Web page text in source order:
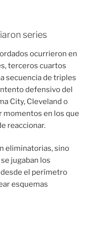
series
ocurrieron en
terceros cuartos
secuencia de triples
defensivo del
City, Cleveland o
momentos en los que
reaccionar.
eliminatorias, sino
jugaban los
el perímetro
esquemas